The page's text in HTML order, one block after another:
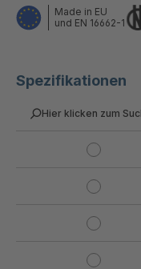
Spezifikationen
Hier klicken zum
Made in EU
und EN 16662-1